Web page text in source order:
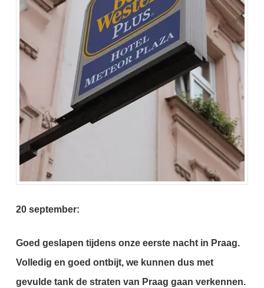
20 september:
Goed geslapen tijdens onze eerste nacht in Praag.
Volledig en goed ontbijt, we kunnen dus met
gevulde tank de straten van Praag gaan verkennen.